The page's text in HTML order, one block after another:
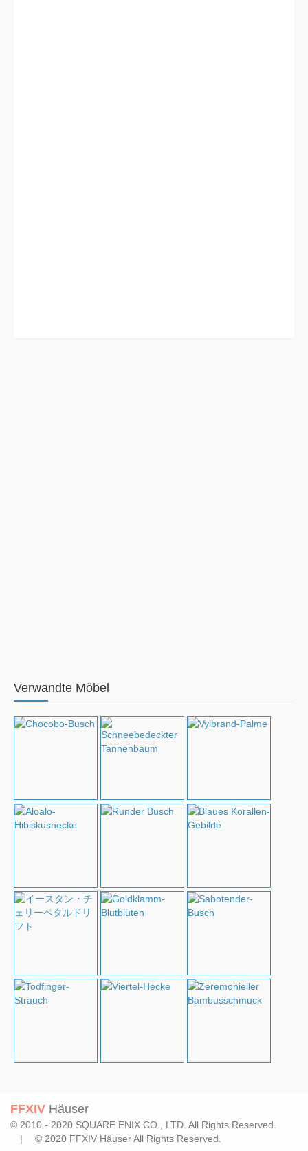
Verwandte Möbel
FFXIV Häuser
© 2010 - 2020 SQUARE ENIX CO., LTD. All Rights Reserved.
| © 2020 FFXIV Häuser All Rights Reserved.